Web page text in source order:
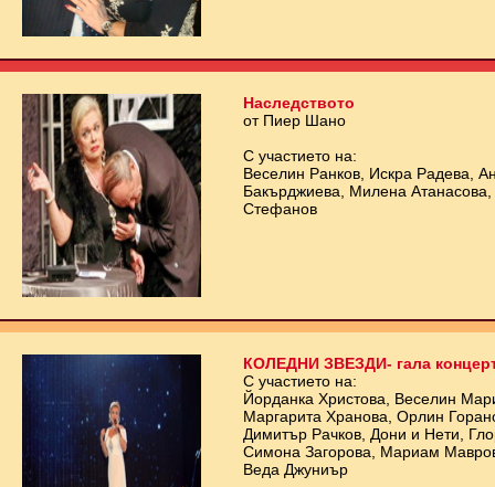
Наследството
от Пиер Шано
С участието на:
Веселин Ранков, Искра Радева,
Бакърджиева, Милена
Стефанов
КОЛЕДНИ ЗВЕЗДИ- гала
С участието на:
Йорданка Христова, Веселин
Маргарита Хранова, Орлин
Димитър Рачков, Дони и Нети,
Симона Загорова, Мариам
Веда Джуниър